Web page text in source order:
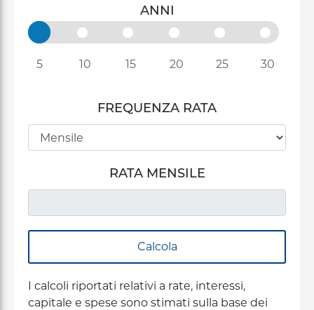
shortcut
interact
content.
ANNI
5 10 15 20 25 30
FREQUENZA RATA
RATA MENSILE
I calcoli riportati relativi a rate, interessi,
capitale e spese sono stimati sulla base dei